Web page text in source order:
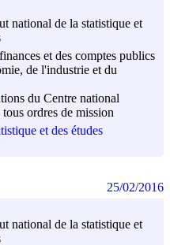
national de la statistique et
et des comptes publics
de l'industrie et du
du Centre national
ordres de mission
et des études
national de la statistique et
25/02/2016